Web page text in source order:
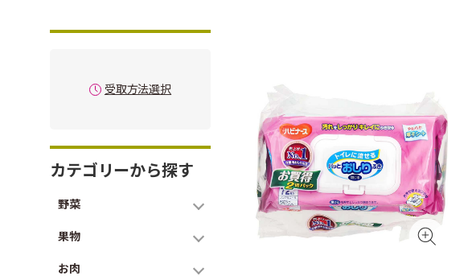
受取方法選択
カテゴリーから探す
野菜
果物
お肉